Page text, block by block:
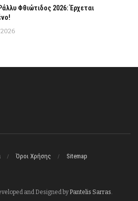
Φθιώτιδος 2026: Έρχεται
2026
Όροι Χρήσης Sitemap
and Designed byPantelis Sarras.